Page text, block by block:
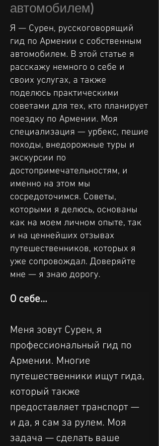
автомобилем)
Я — Сурен, русскоговорящий
гид по Армении с собственным
автомобилем. В этой статье я
расскажу немного о себе и
своих услугах, а также
поделюсь практическими
советами для тех, кто планирует
поездку по Армении. Моя
специализация — урбекс, пешие
походы, внедорожные туры и
экскурсии по
достопримечательностям, и
именно на этом мы
сосредоточимся. Советы,
которыми я делюсь, основаны
как на моем личном опыте, так
и на ценнейших отзывах
путешественников, которых я
уже сопровождал. Доверяйте
мне — я знаю дорогу.
О себе…
Меня зовут Сурен, я
профессиональный гид по
Армении. Многие
путешественники ищут гида,
который также
предоставляет транспорт —
и да, я сам за рулем. Моя
задача — сделать ваше